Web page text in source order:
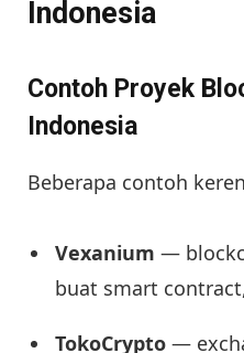
Indonesia
Contoh Proyek
Indonesia
Beberapa contoh
Vexanium —
buat smart
TokoCrypto —